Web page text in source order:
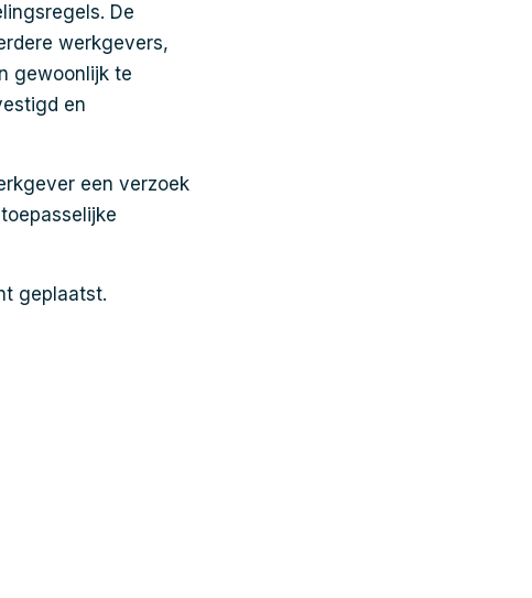
De
werkgevers,
gewoonlijk te
en
een verzoek
geplaatst.